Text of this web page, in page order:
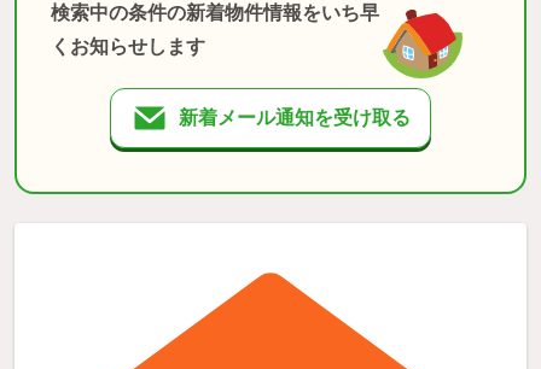
検索中の条件の新着物件情報をいち早
くお知らせします
新着メール通知を受け取る